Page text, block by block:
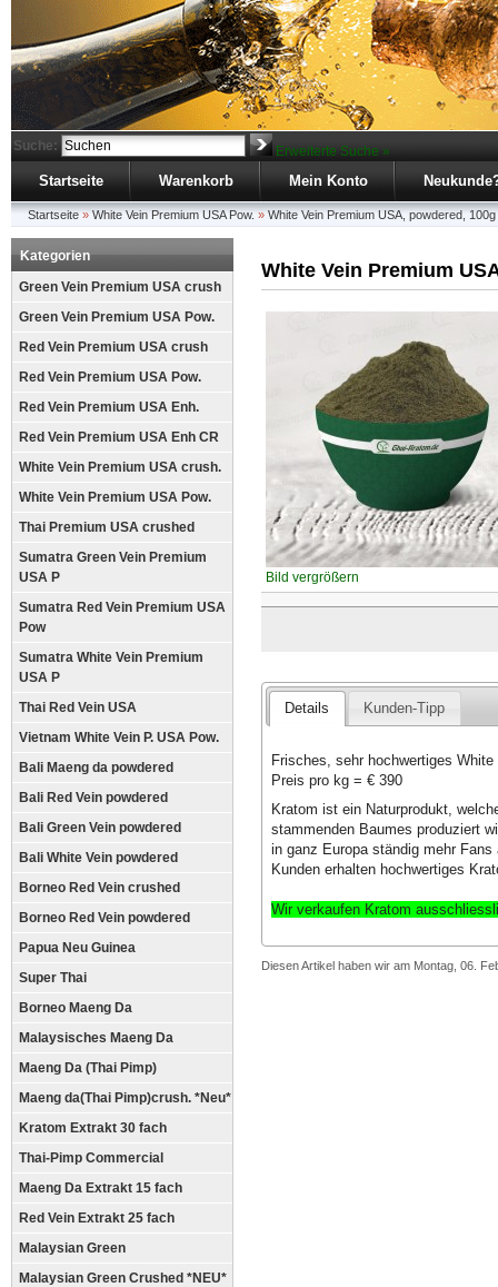
Suche: Erweiterte Suche »
Startseite Warenkorb Mein Konto
Startseite » White Vein Premium USA Pow. » White Vein Premium USA, powdered,
Kategorien
Green Vein Premium USA crush
Green Vein Premium USA Pow.
Red Vein Premium USA crush
Red Vein Premium USA Pow.
Red Vein Premium USA Enh.
Red Vein Premium USA Enh CR
White Vein Premium USA crush.
White Vein Premium USA Pow.
Thai Premium USA crushed
Sumatra Green Vein Premium
USA P
Sumatra Red Vein Premium USA
Pow
Sumatra White Vein Premium
USA P
Thai Red Vein USA
Vietnam White Vein P. USA Pow.
Bali Maeng da powdered
Bali Red Vein powdered
Bali Green Vein powdered
Bali White Vein powdered
Borneo Red Vein crushed
Borneo Red Vein powdered
Papua Neu Guinea
Super Thai
Borneo Maeng Da
Malaysisches Maeng Da
Maeng Da (Thai Pimp)
Maeng da(Thai Pimp)crush. *Neu*
Kratom Extrakt 30 fach
Thai-Pimp Commercial
Maeng Da Extrakt 15 fach
Red Vein Extrakt 25 fach
Malaysian Green
Malaysian Green Crushed *NEU*
White Vein Premium
Bild vergrößern
Details Kunden-Tipp
Frisches, sehr hochwertiges
Preis pro kg = € 390
Kratom ist ein Naturprodukt,
stammenden Baumes produziert
in ganz Europa ständig mehr
Kunden erhalten hochwertiges
Wir verkaufen Kratom
Diesen Artikel haben wir am Montag, 06.